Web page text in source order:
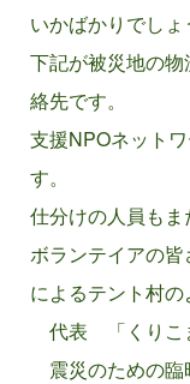
いかばかりでしょ
下記が被災地の
絡先です。
支援NPOネット
す。
仕分けの人員もま
ボランテイアの
によるテント村の
代表 「くりこ
震災のための